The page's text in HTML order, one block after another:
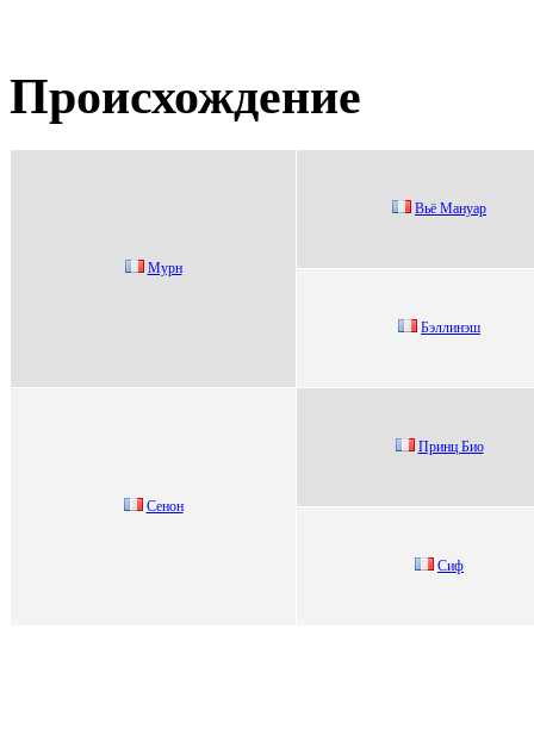
Происхождение
Мурн
Bьё Maнуaр
Бэллинэш
Сенoн
Принц Био
Сиф